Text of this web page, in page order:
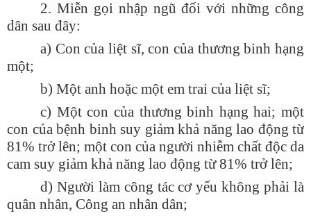
2. Miễn gọi nhập ngũ đối với những công
dân sau đây:
a) Con của liệt sĩ, con của thương binh hạng
một;
b) Một anh hoặc một em trai của liệt sĩ;
c) Một con của thương binh hạng hai; một
con của bệnh binh suy giảm khả năng lao động từ
81% trở lên; một con của người nhiễm chất độc da
cam suy giảm khả năng lao động từ 81% trở lên;
d) Người làm công tác cơ yếu không phải là
quân nhân, Công an nhân dân;